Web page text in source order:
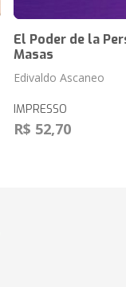
El Poder de la
Masas
Edivaldo Ascaneo
IMPRESSO
R$ 52,70